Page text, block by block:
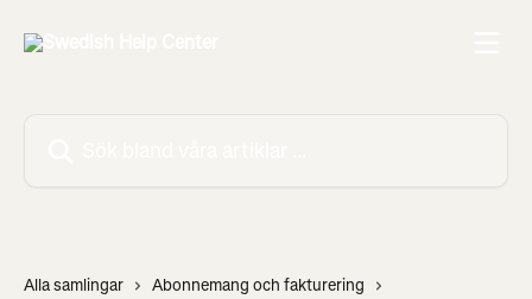
Alla samlingar
Abonnemang och fakturering